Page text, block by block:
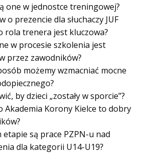
one w jednostce treningowej?
o prezencie dla słuchaczy JUF
rola trenera jest kluczowa?
w procesie szkolenia jest
przez zawodników?
możemy wzmacniać mocne
by dzieci „zostały w sporcie”?
Akademia Korony Kielce to dobry
etapie są prace PZPN-u nad
dla kategorii U14-U19?